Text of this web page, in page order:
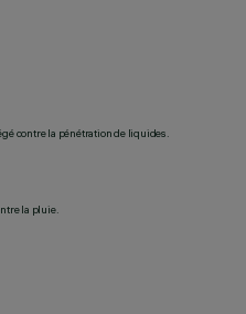
contre la pénétration de liquides.
la pluie.